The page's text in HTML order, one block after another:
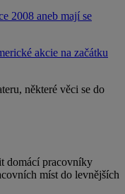
2008 aneb mají se
akcie na začátku
některé věci se do
domácí pracovníky
míst do levnějších